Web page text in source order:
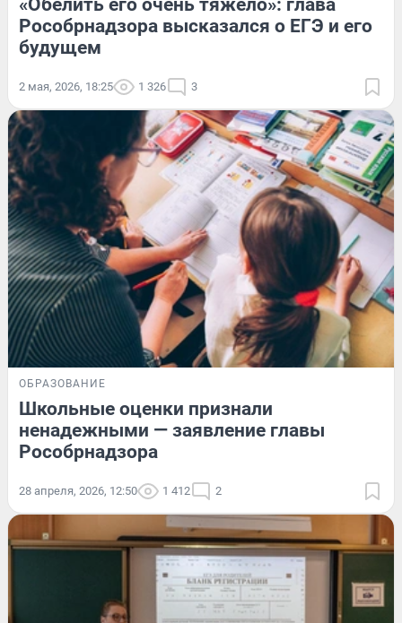
«Обелить его очень тяжело»: глава
Рособрнадзора высказался о ЕГЭ и его
будущем
2 мая, 2026, 18:25 1 326 3
ОБРАЗОВАНИЕ
Школьные оценки признали
ненадежными — заявление главы
Рособрнадзора
28 апреля, 2026, 12:50 1 412 2